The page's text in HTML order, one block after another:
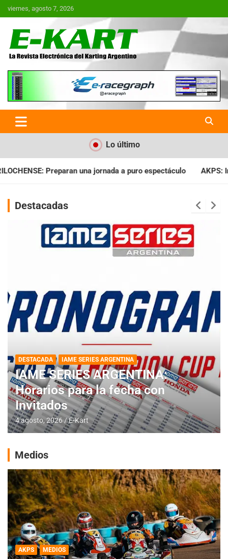
Saltar
al
viernes, agosto 7, 2026
E-Kart.com.ar | La Revista
Electrónica del Karting en
Argentina
Lo último
a puro espectáculo AKPS: Intervino la IGJ y oficializó el
Destacadas
DESTACADA IAME SERIES ARGENTINA
IAME SERIES ARGENTINA:
Horarios para la fecha con
Invitados
4 agosto, 2026 E-Kart
Medios
AKPS MEDIOS